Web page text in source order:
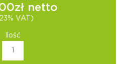
zł netto
VAT)
Ilość